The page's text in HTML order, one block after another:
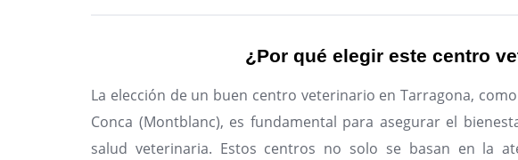
¿Por qué elegir este centro
La elección de un buen centro veterinario en Tarragona,
Conca (Montblanc), es fundamental para asegurar el
salud veterinaria. Estos centros no solo se basan en la